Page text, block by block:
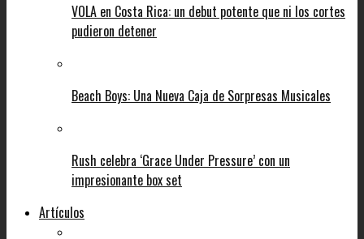
VOLA en Costa Rica: un debut potente que ni los cortes
pudieron detener
Beach Boys: Una Nueva Caja de Sorpresas Musicales
Rush celebra ‘Grace Under Pressure’ con un
impresionante box set
Artículos